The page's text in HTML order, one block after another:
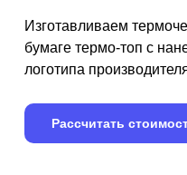
Изготавливаем
бумаге термо-топ с
логотипа
Рассчитать